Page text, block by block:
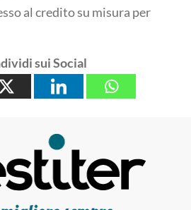
al credito su misura per
sui Social